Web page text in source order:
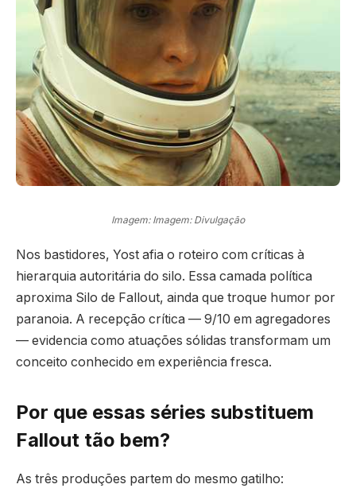
Imagem: Imagem: Divulgação
Nos bastidores, Yost afia o roteiro com críticas à
hierarquia autoritária do silo. Essa camada política
aproxima Silo de Fallout, ainda que troque humor por
paranoia. A recepção crítica — 9/10 em agregadores
— evidencia como atuações sólidas transformam um
conceito conhecido em experiência fresca.
Por que essas séries substituem
Fallout tão bem?
As três produções partem do mesmo gatilho: